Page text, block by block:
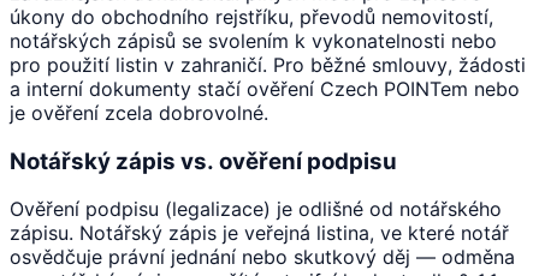
úkony do obchodního rejstříku, převodů nemovitostí,
notářských zápisů se svolením k vykonatelnosti nebo
pro použití listin v zahraničí. Pro běžné smlouvy, žádosti
a interní dokumenty stačí ověření Czech POINTem nebo
je ověření zcela dobrovolné.
Notářský zápis vs. ověření podpisu
Ověření podpisu (legalizace) je odlišné od notářského
zápisu. Notářský zápis je veřejná listina, ve které notář
osvědčuje právní jednání nebo skutkový děj — odměna